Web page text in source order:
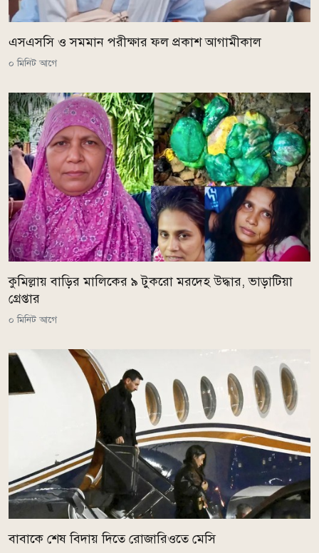
এসএসসি ও সমমান পরীক্ষার ফল প্রকাশ আগামীকাল
০ মিনিট আগে
কুমিল্লায় বাড়ির মালিকের ৯ টুকরো মরদেহ উদ্ধার, ভাড়াটিয়া
গ্রেপ্তার
০ মিনিট আগে
বাবাকে শেষ বিদায় দিতে রোজারিওতে মেসি